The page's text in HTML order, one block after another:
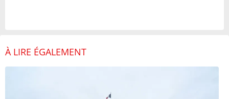
À LIRE ÉGALEMENT